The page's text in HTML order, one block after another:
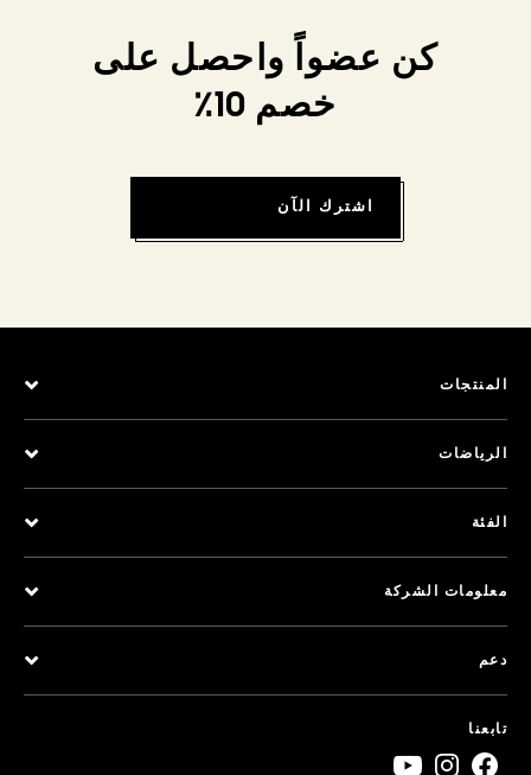
كن عضواً واحصل على
خصم 10٪
اشترك الآن
المنتجات
الرياضات
الفئة
معلومات الشركة
دعم
تابعنا